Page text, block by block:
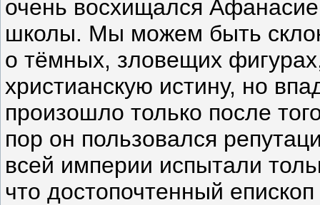
очень восхищался
школы. Мы можем быть
о тёмных, зловещих
христианскую истину, но
произошло только после
пор он пользовался
всей империи испытали
что достопочтенный